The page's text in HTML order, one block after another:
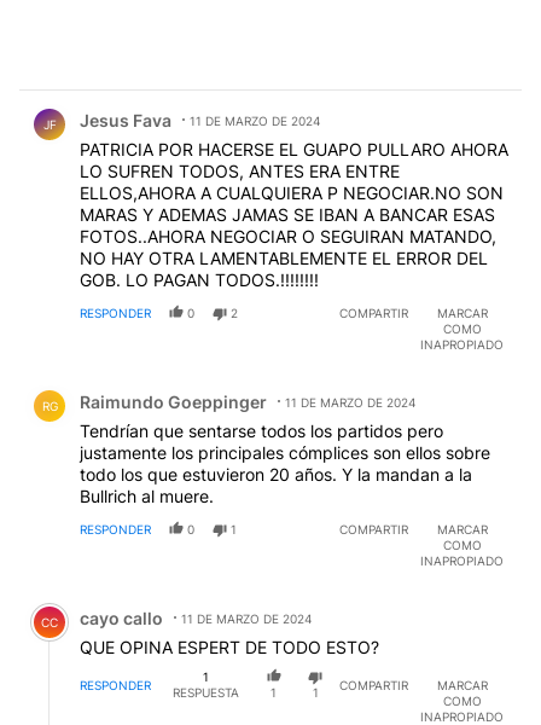
JF Jesus Fava 11 DE MARZO DE 2024
PATRICIA POR HACERSE EL GUAPO PULLARO AHORA
LO SUFREN TODOS, ANTES ERA ENTRE
ELLOS,AHORA A CUALQUIERA P NEGOCIAR.NO SON
MARAS Y ADEMAS JAMAS SE IBAN A BANCAR ESAS
FOTOS..AHORA NEGOCIAR O SEGUIRAN MATANDO,
NO HAY OTRA LAMENTABLEMENTE EL ERROR DEL
GOB. LO PAGAN TODOS.!!!!!!!!
RESPONDER 0 2 COMPARTIR
MARCAR
COMO
INAPROPIADO
RG Raimundo Goeppinger 11 DE MARZO DE 2024
Tendrían que sentarse todos los partidos pero
justamente los principales cómplices son ellos sobre
todo los que estuvieron 20 años. Y la mandan a la
Bullrich al muere.
RESPONDER 0 1 COMPARTIR
MARCAR
COMO
INAPROPIADO
Comentario de cayo callo.
CC cayo callo 11 DE MARZO DE 2024
QUE OPINA ESPERT DE TODO ESTO?
RESPONDER
1
RESPUESTA
1 1
COMPARTIR
MARCAR
COMO
INAPROPIADO